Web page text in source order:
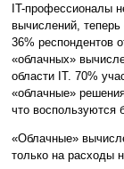
IT-профессионалы
вычислений,
36% респондентов
«облачных»
области IT. 70%
«облачные»
что
«Облачные»
только на расходы